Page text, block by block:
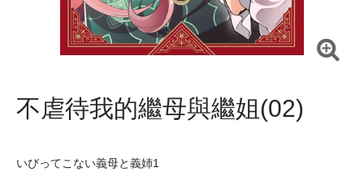
不虐待我的繼母與繼姐(02)
いびってこない義母と義姉1